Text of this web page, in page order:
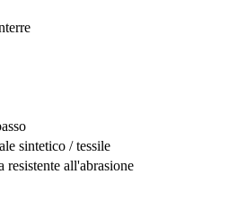
sintetico / tessile
resistente all'abrasione